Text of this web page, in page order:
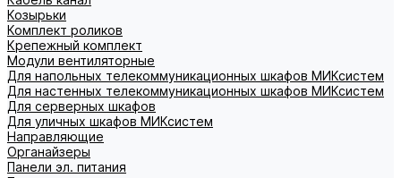
Козырьки
Комплект роликов
Крепежный комплект
Модули вентиляторные
Для напольных телекоммуникационных шкафов МИКсистем
Для настенных телекоммуникационных шкафов МИКсистем
Для серверных шкафов
Для уличных шкафов МИКсистем
Направляющие
Органайзеры
Панели эл. питания